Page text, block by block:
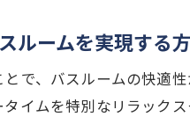
プロフェッショ
間取り変更で快適
快適性を追求
ルームを実現する
で、バスルームの快適
イムを特別なリラック